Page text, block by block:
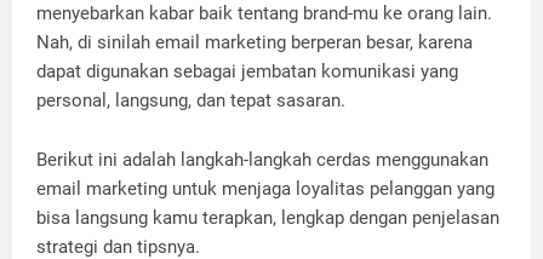
menyebarkan kabar baik tentang brand-mu ke orang lain.
Nah, di sinilah email marketing berperan besar, karena
dapat digunakan sebagai jembatan komunikasi yang
personal, langsung, dan tepat sasaran.
Berikut ini adalah langkah-langkah cerdas menggunakan
email marketing untuk menjaga loyalitas pelanggan yang
bisa langsung kamu terapkan, lengkap dengan penjelasan
strategi dan tipsnya.